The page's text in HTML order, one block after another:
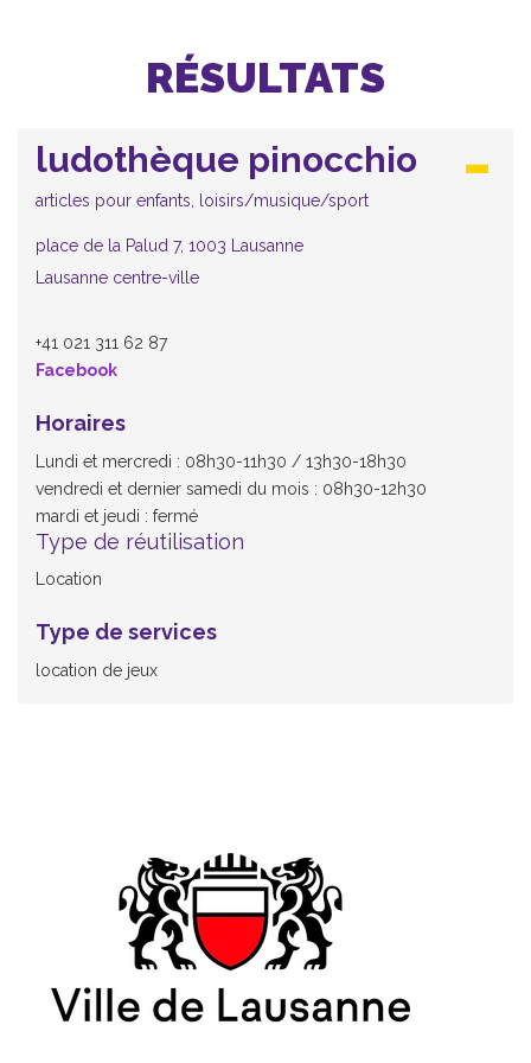
RÉSULTATS
ludothèque pinocchio
articles pour enfants, loisirs/musique/sport
place de la Palud 7, 1003 Lausanne
Lausanne centre-ville
+41 021 311 62 87
Facebook
Horaires
Lundi et mercredi : 08h30-11h30 / 13h30-18h30
vendredi et dernier samedi du mois : 08h30-12h30
mardi et jeudi : fermé
Type de réutilisation
Location
Type de services
location de jeux